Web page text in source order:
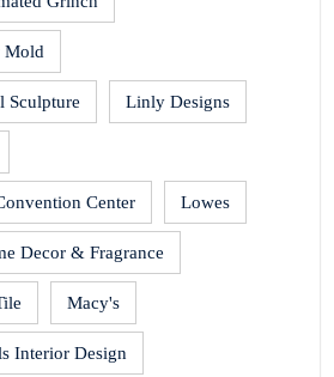
Mold
Sculpture Linly Designs
Center Lowes
Decor & Fragrance
Macy's
Interior Design